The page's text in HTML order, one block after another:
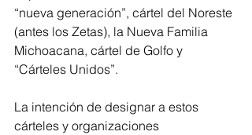
“nueva generación”, cártel del Noreste
(antes los Zetas), la Nueva Familia
Michoacana, cártel de Golfo y
“Cárteles Unidos”.
La intención de designar a estos
cárteles y organizaciones